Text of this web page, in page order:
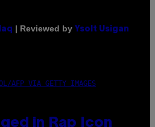
| Reviewed by Ysolt Usigan
AFP VIA GETTY IMAGES
in Rap Icon